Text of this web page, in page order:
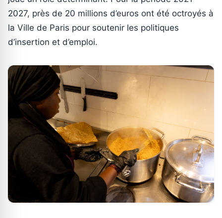
2027, près de 20 millions d’euros ont été octroyés à
la Ville de Paris pour soutenir les politiques
d’insertion et d’emploi.